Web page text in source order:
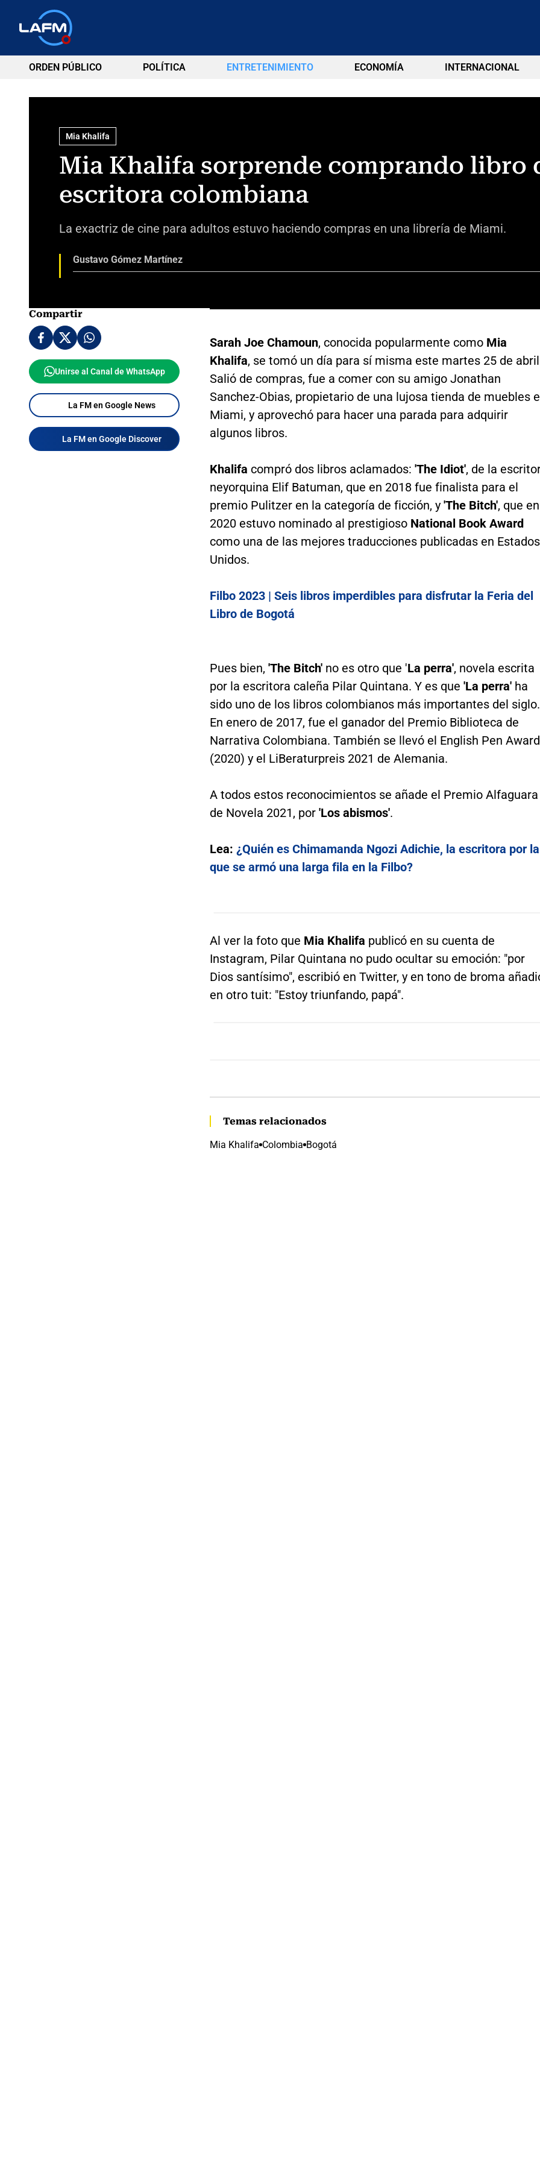
ORDEN PÚBLICO POLÍTICA ENTRETENIMIENTO ECONOMÍA INTERNACIONAL
Mia Khalifa
Mia Khalifa sorprende comprando libro
escritora colombiana
La exactriz de cine para adultos estuvo haciendo compras en una librería de Miami.
Gustavo Gómez Martínez
Compartir
Unirse al Canal de WhatsApp
La FM en Google News
La FM en Google Discover
Sarah Joe Chamoun, conocida popularmente como Mia
Khalifa, se tomó un día para sí misma este martes 25 de
Salió de compras, fue a comer con su amigo Jonathan
Sanchez-Obias, propietario de una lujosa tienda de muebles
Miami, y aprovechó para hacer una parada para adquirir
algunos libros.
Khalifa compró dos libros aclamados: 'The Idiot', de la
neyorquina Elif Batuman, que en 2018 fue finalista para el
premio Pulitzer en la categoría de ficción, y 'The Bitch', que en
2020 estuvo nominado al prestigioso National Book Award
como una de las mejores traducciones publicadas en Estados
Unidos.
Filbo 2023 | Seis libros imperdibles para disfrutar la Feria del
Libro de Bogotá
Pues bien, 'The Bitch'no es otro que 'La perra', novela escrita
por la escritora caleña Pilar Quintana. Y es que 'La perra'ha
sido uno de los libros colombianos más importantes del siglo.
En enero de 2017, fue el ganador del Premio Biblioteca de
Narrativa Colombiana. También se llevó el English Pen Award
(2020) y el LiBeraturpreis 2021 de Alemania.
A todos estos reconocimientos se añade el Premio Alfaguara
de Novela 2021, por 'Los abismos'.
Lea: ¿Quién es Chimamanda Ngozi Adichie, la escritora por la
que se armó una larga fila en la Filbo?
Al ver la foto que Mia Khalifa publicó en su cuenta de
Instagram, Pilar Quintana no pudo ocultar su emoción: "por
Dios santísimo", escribió en Twitter, y en tono de broma
en otro tuit: "Estoy triunfando, papá".
Temas relacionados
Mia Khalifa Colombia Bogotá